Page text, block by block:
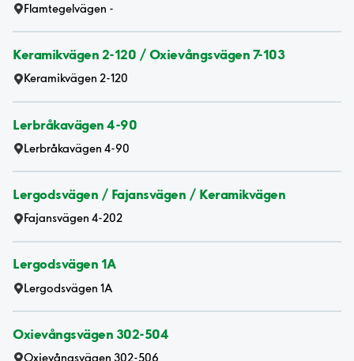
Flamtegelvägen -
Keramikvägen 2-120 / Oxievångsvägen 7-103
Keramikvägen 2-120
Lerbråkavägen 4-90
Lerbråkavägen 4-90
Lergodsvägen / Fajansvägen / Keramikvägen
Fajansvägen 4-202
Lergodsvägen 1A
Lergodsvägen 1A
Oxievångsvägen 302-504
Oxievångsvägen 302-506